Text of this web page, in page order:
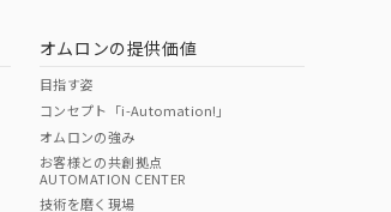
オムロンの提供価値
目指す姿
コンセプト「i-Automation!」
オムロンの強み
お客様との共創拠点
AUTOMATION CENTER
技術を磨く現場